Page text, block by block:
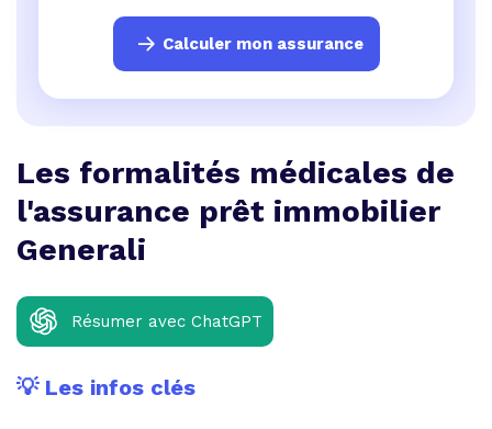
Calculer mon assurance
Les formalités médicales de
l'assurance prêt immobilier
Generali
Résumer avec ChatGPT
💡 Les infos clés